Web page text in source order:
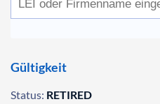
Gültigkeit
Status: RETIRED